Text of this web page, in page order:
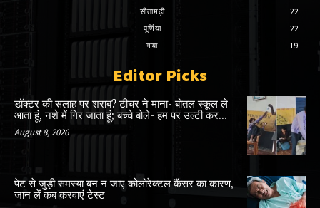
सीतामढ़ी
22
पूर्णिया
22
गया
19
Editor Picks
डॉक्टर की सलाह पर शराब? टीचर ने माना- बोतल स्कूल ले
आता हूं, नशे में गिर जाता हूं; बच्चे बोले- हम पर उल्टी कर...
August 8, 2026
पेट से जुड़ी समस्या बन न जाए कोलोरेक्टल कैंसर का कारण,
जान लें कब करवाएं टेस्ट